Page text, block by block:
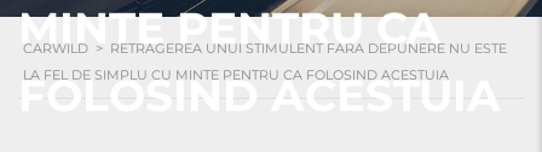
MINTE PENTRU CA
FOLOSIND ACESTUIA
CARWILD > RETRAGEREA UNUI STIMULENT FARA DEPUNERE NU ESTE
LA FEL DE SIMPLU CU MINTE PENTRU CA FOLOSIND ACESTUIA